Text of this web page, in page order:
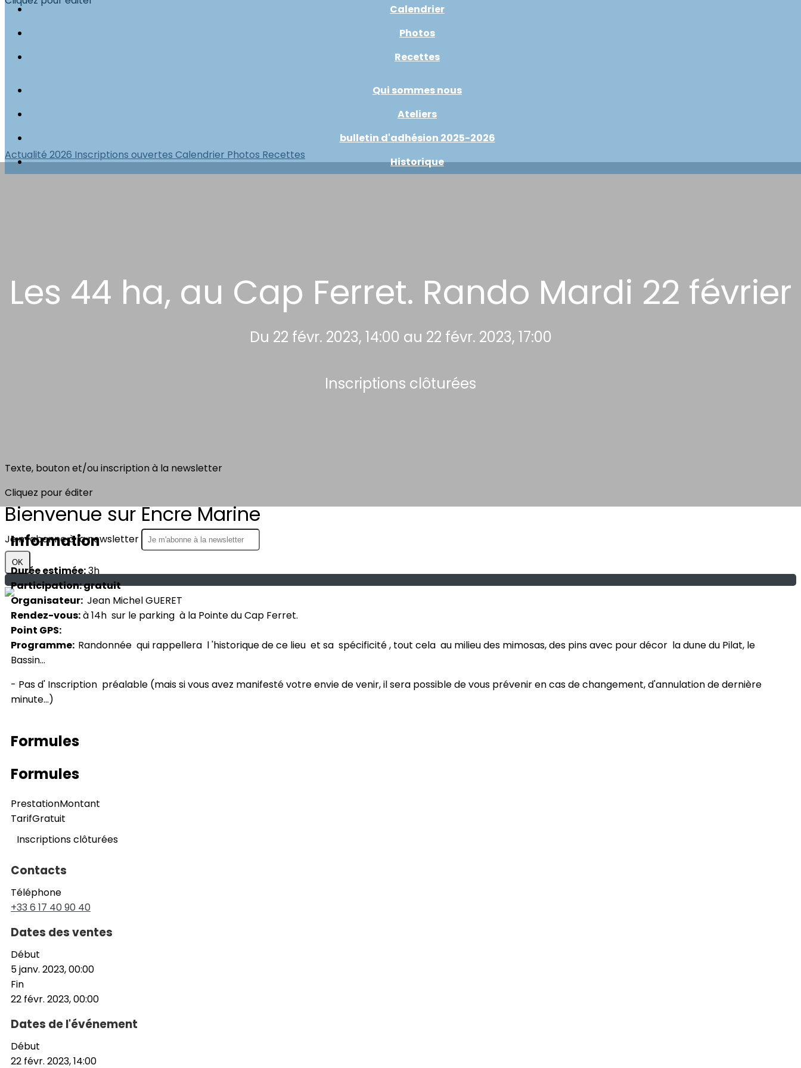
Calendrier
Photos
Recettes
Qui sommes nous
Ateliers
bulletin d'adhésion 2025-2026
Historique
Texte, bouton et/ou inscription à la newsletter
Cliquez pour éditer
Bienvenue sur Encre Marine
Je m'abonne à la newsletter
OK
Actualité 2026 Inscriptions ouvertes Calendrier Photos Recettes
Les 44 ha, au Cap Ferret. Rando Mardi 22 février
Du 22 févr. 2023, 14:00 au 22 févr. 2023, 17:00
Inscriptions clôturées
Information
Durée estimée:3h
Participation: gratuit
Organisateur: Jean Michel GUERET
Rendez-vous:à 14h sur le parking à la Pointe du Cap Ferret.
Point GPS:
Programme: Randonnée qui rappellera l 'historique de ce lieu et sa spécificité , tout cela au milieu des mimosas, des pins avec pour décor la dune du Pilat, le
Bassin...
- Pas d' Inscription préalable (mais si vous avez manifesté votre envie de venir, il sera possible de vous prévenir en cas de changement, d'annulation de dernière
minute...)
Formules
Formules
PrestationMontant
TarifGratuit
Inscriptions clôturées
Contacts
Téléphone
+33 6 17 40 90 40
Dates des ventes
Début
5 janv. 2023, 00:00
Fin
22 févr. 2023, 00:00
Dates de l'événement
Début
22 févr. 2023, 14:00